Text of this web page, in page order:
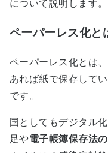
について説明します。
ペーパーレス化と
ペーパーレス化とは
あれば紙で保存して
です。
国としてもデジタル
足や電子帳簿保存法